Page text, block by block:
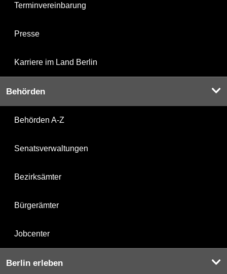
Terminvereinbarung
Presse
Karriere im Land Berlin
Behörden
Behörden A-Z
Senatsverwaltungen
Bezirksämter
Bürgerämter
Jobcenter
Berlin erleben